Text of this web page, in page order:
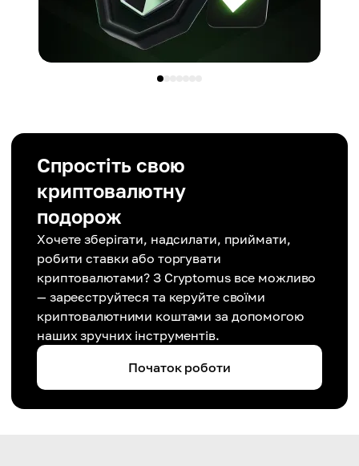
Актуальна Ціна (на вересень 2024)
~2313 доларів/ETH
Актуальна Ціна (на вересень 2024)
~0,5 долара/XRP
Спростіть свою
криптовалютну
подорож
Хочете зберігати, надсилати, приймати,
робити ставки або торгувати
криптовалютами? З Cryptomus все можливо
— зареєструйтеся та керуйте своїми
криптовалютними коштами за допомогою
наших зручних інструментів.
Початок роботи